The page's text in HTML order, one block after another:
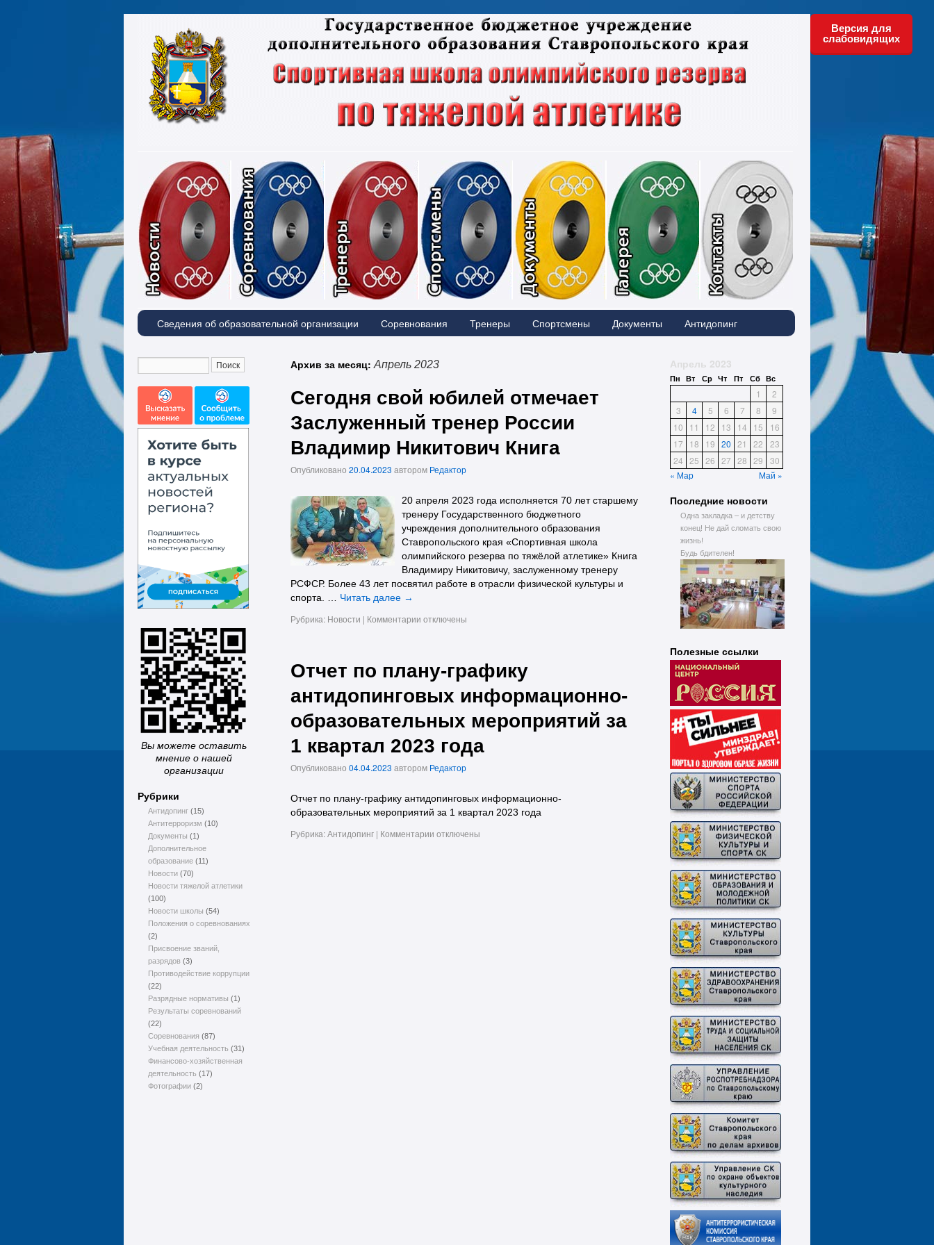
Новости Соревнования Тренеры Спортсмены Документы Фотографии
Сведения об образовательной организации Соревнования Тренеры Спортсмены Документы Антидопинг
Вы можете оставить
мнение о нашей
организации
Рубрики
Антидопинг(15)
Антитерроризм (10)
Документы (1)
Дополнительное
образование(11)
Новости(70)
Новости тяжелой атлетики
(100)
Новости школы (54)
Положения о соревнованиях
(2)
Присвоение званий,
разрядов(3)
Противодействие коррупции
(22)
Разрядные нормативы (1)
Результаты соревнований
(22)
Соревнования (87)
Учебная деятельность (31)
Финансово-хозяйственная
деятельность (17)
Фотографии(2)
Апрель 2023
Пн Вт Ср Чт Пт Сб Вс
« Мар Май »
1
2
3
4 5 6 7 8
9
10
11 12 13 14 15
16
17
18 19 20 21 22
23
24 25 26 27 28 29 30
Последние новости
Одна закладка – и детству
конец! Не дай сломать свою
жизнь!
Будь бдителен!
Полезные ссылки
Версия для
слабовидящих
Архив за месяц:Апрель 2023
Сегодня свой юбилей отмечает
Заслуженный тренер России
Владимир Никитович Книга
Опубликовано 20.04.2023 автором Редактор
20 апреля 2023 года исполняется 70 лет старшему
тренеру Государственного бюджетного
учреждения дополнительного образования
Ставропольского края «Спортивная школа
олимпийского резерва по тяжёлой атлетике» Книга
Владимиру Никитовичу, заслуженному тренеру
РСФСР. Более 43 лет посвятил работе в отрасли физической культуры и
спорта. … Читать далее →
Рубрика: Новости | Комментарии отключены
Отчет по плану-графику
антидопинговых информационно-
образовательных мероприятий за
1 квартал 2023 года
Опубликовано 04.04.2023 автором Редактор
Отчет по плану-графику антидопинговых информационно-
образовательных мероприятий за 1 квартал 2023 года
Рубрика:Антидопинг | Комментарии отключены